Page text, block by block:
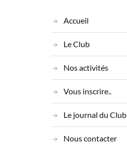
Accueil
Le Club
Nos activités
Vous inscrire..
Le journal du Club
Nous contacter